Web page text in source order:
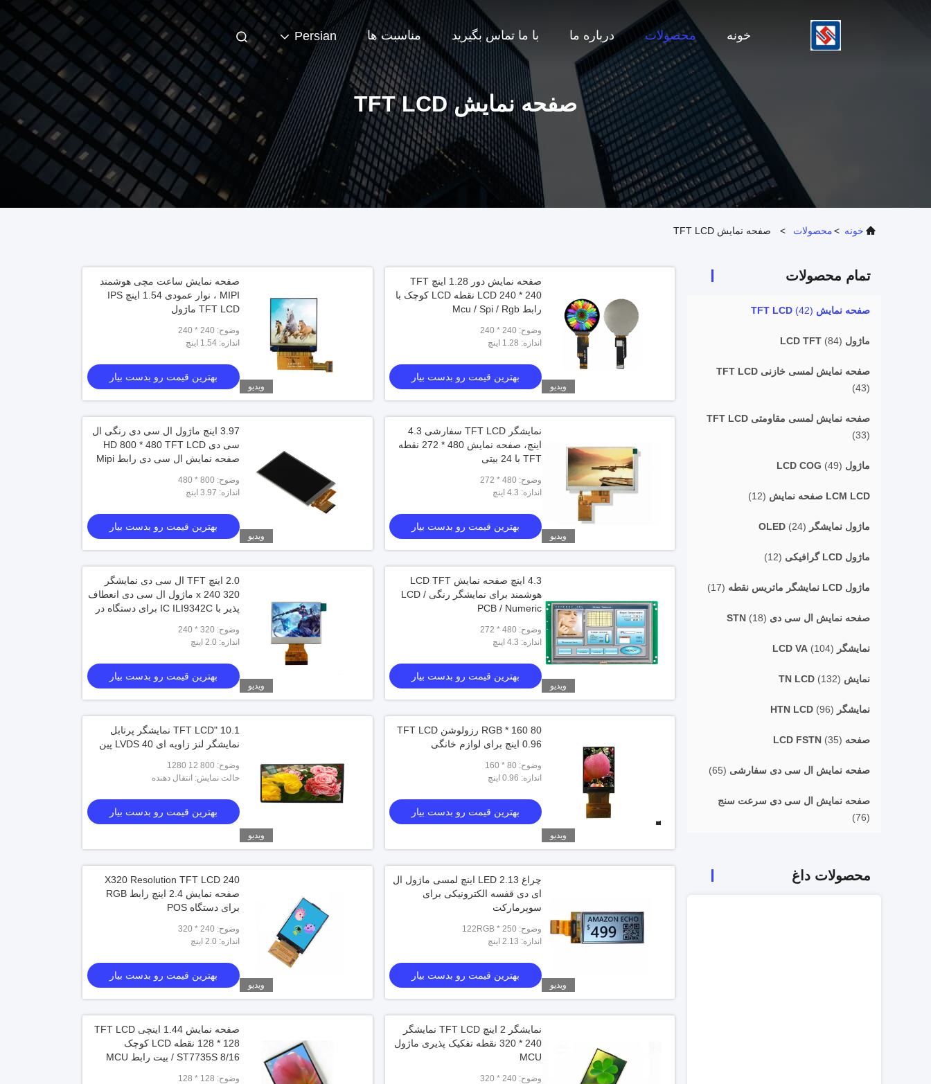
خونه محصولات درباره ما با ما تماس بگیرید مناسبت ها Persian
صفحه نمایش TFT LCD
خونه >محصولات > صفحه نمایش TFT LCD
تمام محصولات
صفحه نمایش TFT LCD (42)
ماژول LCD TFT (84)
صفحه نمایش لمسی خازنی TFT LCD
(43)
صفحه نمایش لمسی مقاومتی TFT LCD
(33)
ماژول LCD COG (49)
LCM LCD صفحه نمایش (12)
ماژول نمایشگر OLED (24)
ماژول LCD گرافیکی (12)
ماژول LCD نمایشگر ماتریس نقطه (17)
صفحه نمایش ال سی دی STN (18)
نمایشگر LCD VA (104)
نمایش TN LCD (132)
نمایشگر HTN LCD (96)
صفحه LCD FSTN (35)
صفحه نمایش ال سی دی سفارشی (65)
صفحه نمایش ال سی دی سرعت سنج
(76)
محصولات داغ
ویدیو
صفحه نمایش دور 1.28 اینچ TFT
LCD 240 * 240 نقطه LCD کوچک با
رابط Mcu / Spi / Rgb
وضوح: 240 * 240
اندازه: 1.28 اینچ
بهترین قیمت رو بدست بیار
ویدیو
صفحه نمایش ساعت مچی هوشمند
MIPI ، نوار عمودی 1.54 اینچ IPS
TFT LCD ماژول
وضوح: 240 * 240
اندازه: 1.54 اینچ
بهترین قیمت رو بدست بیار
ویدیو
نمایشگر TFT LCD سفارشی 4.3
اینچ، صفحه نمایش 480 * 272 نقطه
TFT با 24 بیتی
وضوح: 480 * 272
اندازه: 4.3 اینچ
بهترین قیمت رو بدست بیار
ویدیو
3.97 اینچ ماژول ال سی دی رنگی ال
سی دی HD 800 * 480 TFT LCD
صفحه نمایش ال سی دی رابط Mipi
وضوح: 800 * 480
اندازه: 3.97 اینچ
بهترین قیمت رو بدست بیار
ویدیو
4.3 اینچ صفحه نمایش LCD TFT
هوشمند برای نمایشگر رنگی LCD /
PCB / Numeric
وضوح: 480 * 272
اندازه: 4.3 اینچ
بهترین قیمت رو بدست بیار
ویدیو
2.0 اینچ TFT ال سی دی نمایشگر
320 x 240 ماژول ال سی دی انعطاف
پذیر با IC ILI9342C برای دستگاه در
وضوح: 320 * 240
اندازه: 2.0 اینچ
بهترین قیمت رو بدست بیار
ویدیو
80 RGB * 160 رزولوشن TFT LCD
0.96 اینچ برای لوازم خانگی
وضوح: 80 * 160
اندازه: 0.96 اینچ
بهترین قیمت رو بدست بیار
ویدیو
10.1 "TFT LCD نمایشگر پرتابل
نمایشگر لنز زاویه ای LVDS 40 پین
وضوح: 800 12 1280
حالت نمایش: انتقال دهنده
بهترین قیمت رو بدست بیار
ویدیو
چراغ LED 2.13 اینچ لمسی ماژول ال
ای دی قفسه الکترونیکی برای
سوپرمارکت
وضوح: 122RGB * 250
اندازه: 2.13 اینچ
بهترین قیمت رو بدست بیار
ویدیو
240 X320 Resolution TFT LCD
صفحه نمایش 2.4 اینچ رابط RGB
برای دستگاه POS
وضوح: 240 * 320
اندازه: 2.0 اینچ
بهترین قیمت رو بدست بیار
نمایشگر 2 اینچ TFT LCD نمایشگر
240 * 320 نقطه تفکیک پذیری ماژول
MCU
وضوح: 240 * 320
صفحه نمایش 1.44 اینچی TFT LCD
128 * 128 نقطه LCD کوچک
ST7735S 8/16 / بیت رابط MCU
وضوح: 128 * 128